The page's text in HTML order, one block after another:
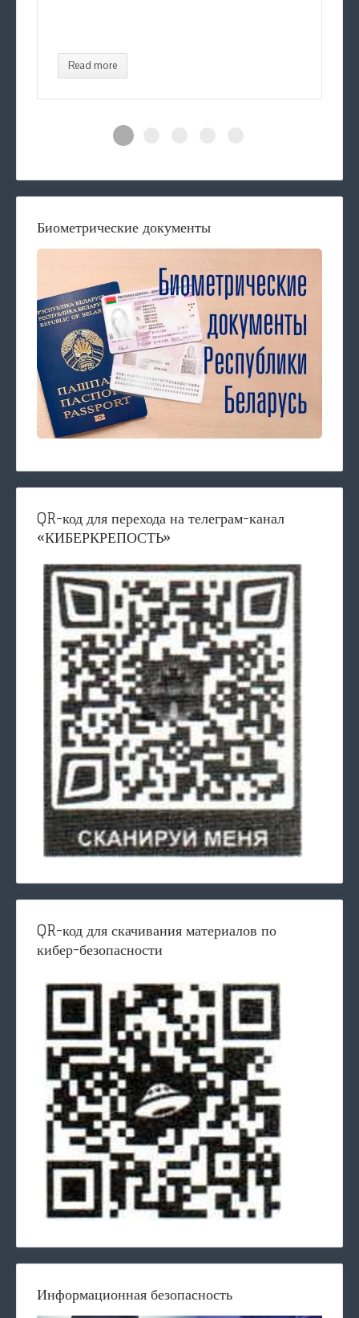
Read more
Биометрические документы
QR-код для перехода на телеграм-канал
«КИБЕРКРЕПОСТЬ»
QR-код для скачивания материалов по
кибер-безопасности
Информационная безопасность